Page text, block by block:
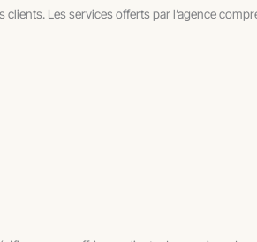
clients. Les services offerts par l’agence